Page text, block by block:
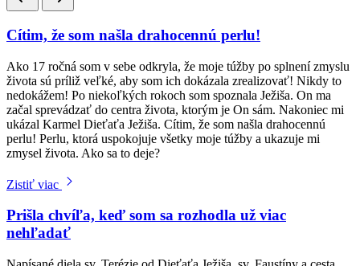
Cítim, že som našla drahocennú perlu!
Ako 17 ročná som v sebe odkryla, že moje túžby po splnení zmyslu
života sú príliž veľké, aby som ich dokázala zrealizovať! Nikdy to
nedokážem! Po niekoľkých rokoch som spoznala Ježiša. On ma
začal sprevádzať do centra života, ktorým je On sám. Nakoniec mi
ukázal Karmel Dieťaťa Ježiša. Cítim, že som našla drahocennú
perlu! Perlu, ktorá uspokojuje všetky moje túžby a ukazuje mi
zmysel života. Ako sa to deje?
Zistiť viac
Prišla chvíľa, keď som sa rozhodla už viac
nehľadať